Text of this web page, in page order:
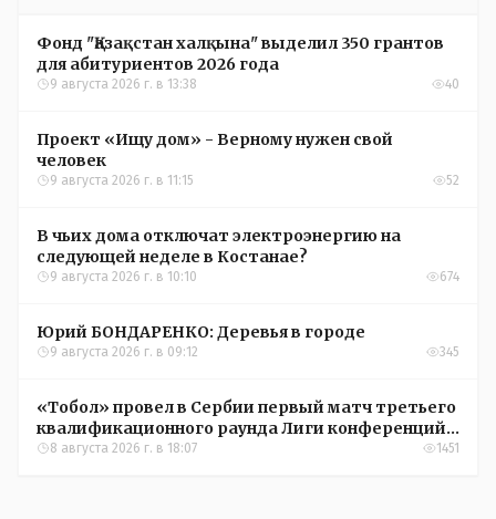
Фонд "Қазақстан халқына" выделил 350 грантов
для абитуриентов 2026 года
9 августа 2026 г. в 13:38 40
Проект «Ищу дом» - Верному нужен свой
человек
9 августа 2026 г. в 11:15 52
В чьих дома отключат электроэнергию на
следующей неделе в Костанае?
9 августа 2026 г. в 10:10 674
Юрий БОНДАРЕНКО: Деревья в городе
9 августа 2026 г. в 09:12 345
«Тобол» провел в Сербии первый матч третьего
квалификационного раунда Лиги конференций
УЕФА
8 августа 2026 г. в 18:07 1451